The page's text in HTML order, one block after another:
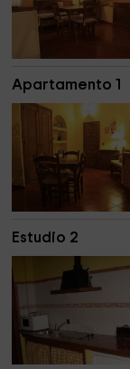
Apartamento 1
Estudio 2